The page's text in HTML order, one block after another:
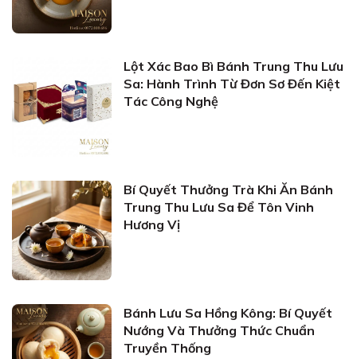
Lột Xác Bao Bì Bánh Trung Thu Lưu
Sa: Hành Trình Từ Đơn Sơ Đến Kiệt
Tác Công Nghệ
Bí Quyết Thưởng Trà Khi Ăn Bánh
Trung Thu Lưu Sa Để Tôn Vinh
Hương Vị
Bánh Lưu Sa Hồng Kông: Bí Quyết
Nướng Và Thưởng Thức Chuẩn
Truyền Thống